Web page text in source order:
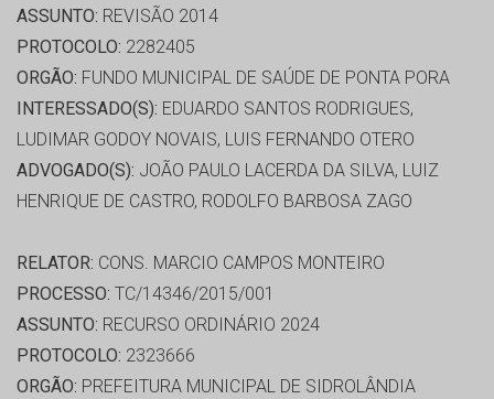
ASSUNTO: REVISÃO 2014
PROTOCOLO: 2282405
ORGÃO: FUNDO MUNICIPAL DE SAÚDE DE PONTA PORA
INTERESSADO(S): EDUARDO SANTOS RODRIGUES,
LUDIMAR GODOY NOVAIS, LUIS FERNANDO OTERO
ADVOGADO(S): JOÃO PAULO LACERDA DA SILVA, LUIZ
HENRIQUE DE CASTRO, RODOLFO BARBOSA ZAGO
RELATOR: CONS. MARCIO CAMPOS MONTEIRO
PROCESSO: TC/14346/2015/001
ASSUNTO: RECURSO ORDINÁRIO 2024
PROTOCOLO: 2323666
ORGÃO: PREFEITURA MUNICIPAL DE SIDROLÂNDIA